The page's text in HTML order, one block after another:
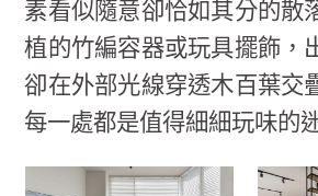
素看似隨意卻恰如其分的散
植的竹編容器或玩具擺飾，
卻在外部光線穿透木百葉交
每一處都是值得細細玩味的